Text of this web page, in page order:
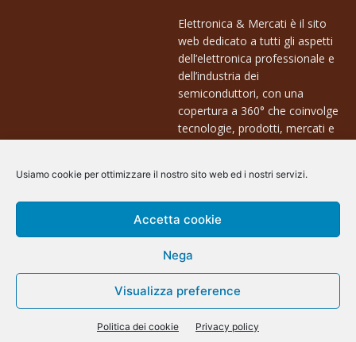
Usiamo cookie per ottimizzare il nostro sito web ed i nostri servizi.
Accetta cookie
Nega
Visualizza preference
Politica dei cookie Privacy policy
Elettronica & Mercati è il sito
web dedicato a tutti gli aspetti
dell’elettronica professionale e
dell’industria dei
semiconduttori, con una
copertura a 360° che coinvolge
tecnologie, prodotti, mercati e
Contatti:
@ArsCommunication 2023